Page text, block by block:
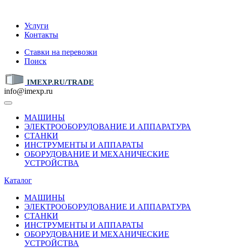
Услуги
Контакты
Ставки на перевозки
Поиск
IMEXP.RU/TRADE
info@imexp.ru
МАШИНЫ
ЭЛЕКТРООБОРУДОВАНИЕ И АППАРАТУРА
СТАНКИ
ИНСТРУМЕНТЫ И АППАРАТЫ
ОБОРУДОВАНИЕ И МЕХАНИЧЕСКИЕ
УСТРОЙСТВА
Каталог
МАШИНЫ
ЭЛЕКТРООБОРУДОВАНИЕ И АППАРАТУРА
СТАНКИ
ИНСТРУМЕНТЫ И АППАРАТЫ
ОБОРУДОВАНИЕ И МЕХАНИЧЕСКИЕ
УСТРОЙСТВА